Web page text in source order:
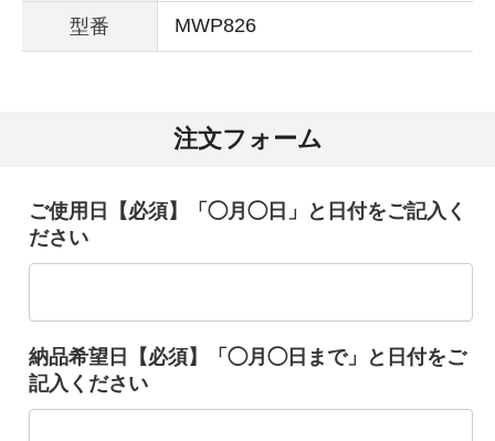
型番 MWP826
注文フォーム
ご使用日【必須】「◯月◯日」と日付をご記入く
ださい
納品希望日【必須】「◯月◯日まで」と日付をご
記入ください